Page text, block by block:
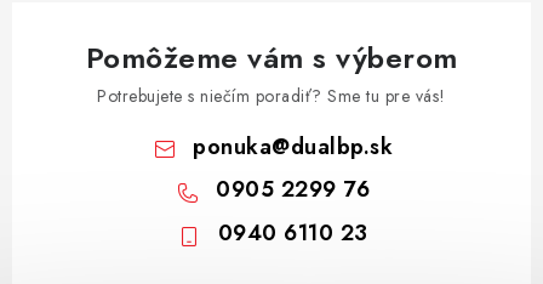
Pomôžeme vám s výberom
Potrebujete s niečím poradiť? Sme tu pre vás!
ponuka@dualbp.sk
0905 2299 76
0940 6110 23